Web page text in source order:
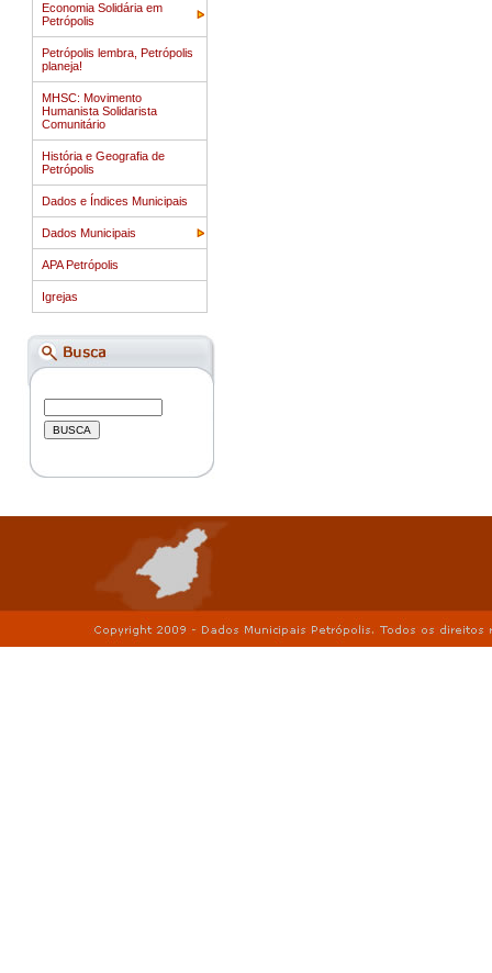
Economia Solidária em
Petrópolis
Petrópolis lembra, Petrópolis
planeja!
MHSC: Movimento
Humanista Solidarista
Comunitário
História e Geografia de
Petrópolis
Dados e Índices Municipais
Dados Municipais
APA Petrópolis
Igrejas